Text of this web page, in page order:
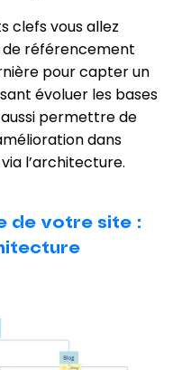
clefs vous allez
de référencement
pour capter un
évoluer les bases
permettre de
dans
l’architecture.
de votre site :